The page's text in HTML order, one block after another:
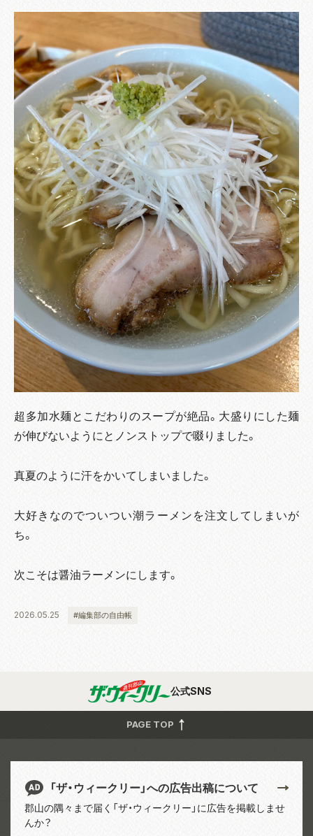
超多加水麺とこだわりのスープが絶品。大盛りにした麺
が伸びないようにとノンストップで啜りました。
真夏のように汗をかいてしまいました。
大好きなのでついつい潮ラーメンを注文してしまいが
ち。
次こそは醤油ラーメンにします。
2026.05.25 #編集部の自由帳
公式SNS
PAGE TOP
「ザ・ウィークリー」への広告出稿について
郡山の隅々まで届く「ザ・ウィークリー」に広告を掲載しませ
んか？